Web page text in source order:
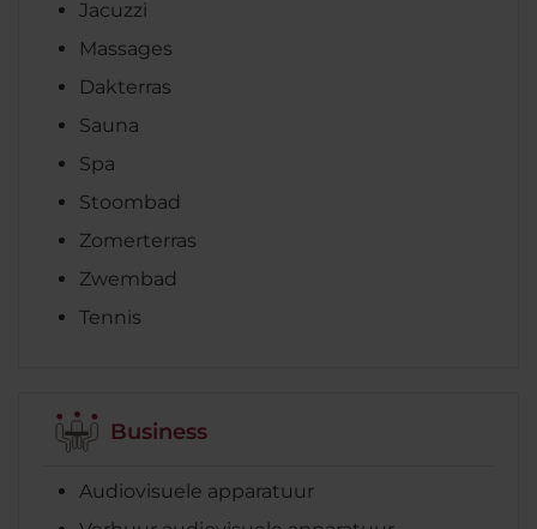
Jacuzzi
Massages
Dakterras
Sauna
Spa
Stoombad
Zomerterras
Zwembad
Tennis
Business
Audiovisuele apparatuur